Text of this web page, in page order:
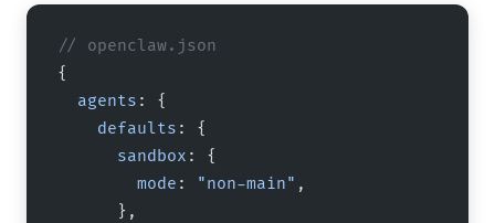
// openclaw.json
{
  agents
: {
    defaults
: {
      sandbox
: {
        mode
: "non-main" ,
      },